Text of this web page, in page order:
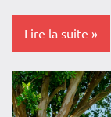
Lire la suite
Antilles-
Guyane